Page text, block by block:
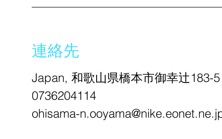
連絡先
Japan, 和歌山県橋本市御幸辻183-5
0736204114
ohisama-